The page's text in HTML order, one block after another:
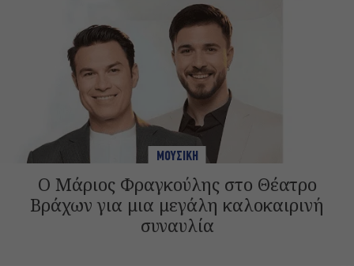
ΜΟΥΣΙΚΗ
Ο Μάριος Φραγκούλης στο Θέατρο
Βράχων για μια μεγάλη καλοκαιρινή
συναυλία